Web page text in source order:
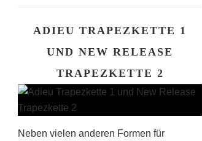
ADIEU TRAPEZKETTE 1
UND NEW RELEASE
TRAPEZKETTE 2
Neben vielen anderen Formen für